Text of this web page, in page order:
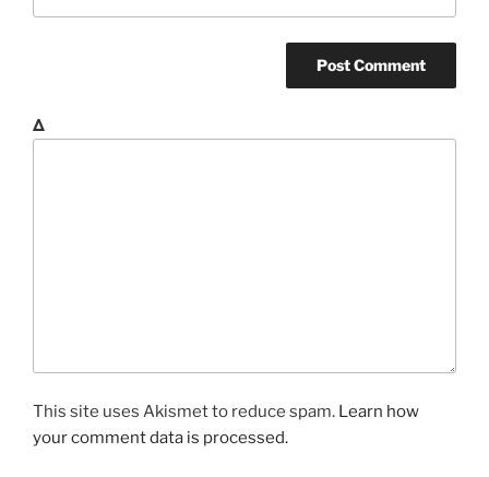
Δ
This site uses Akismet to reduce spam. Learn how
your comment data is processed.